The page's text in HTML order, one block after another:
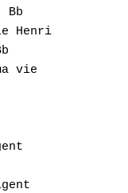
Henri
vie